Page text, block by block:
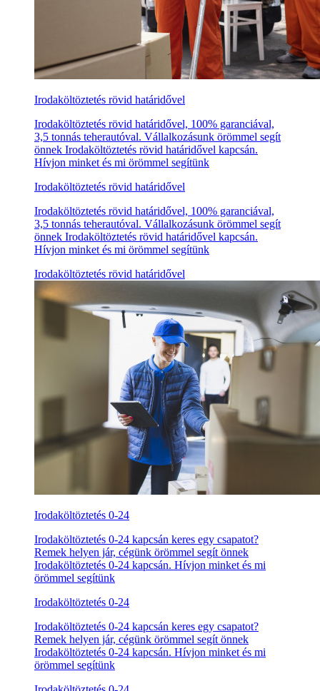
Irodaköltöztetés rövid határidővel
Irodaköltöztetés rövid határidővel, 100% garanciával,
3,5 tonnás teherautóval. Vállalkozásunk örömmel segít
önnek Irodaköltöztetés rövid határidővel kapcsán.
Hívjon minket és mi örömmel segítünk
Irodaköltöztetés rövid határidővel
Irodaköltöztetés rövid határidővel, 100% garanciával,
3,5 tonnás teherautóval. Vállalkozásunk örömmel segít
önnek Irodaköltöztetés rövid határidővel kapcsán.
Hívjon minket és mi örömmel segítünk
Irodaköltöztetés rövid határidővel
Irodaköltöztetés 0-24
Irodaköltöztetés 0-24 kapcsán keres egy csapatot?
Remek helyen jár, cégünk örömmel segít önnek
Irodaköltöztetés 0-24 kapcsán. Hívjon minket és mi
örömmel segítünk
Irodaköltöztetés 0-24
Irodaköltöztetés 0-24 kapcsán keres egy csapatot?
Remek helyen jár, cégünk örömmel segít önnek
Irodaköltöztetés 0-24 kapcsán. Hívjon minket és mi
örömmel segítünk